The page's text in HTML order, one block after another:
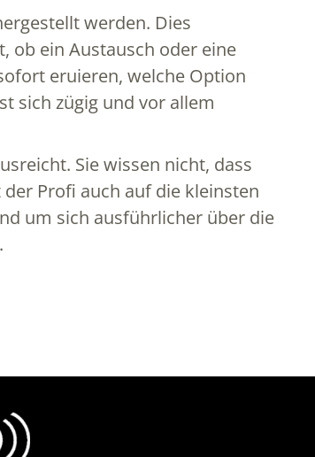
werden. Dies
ob ein Austausch oder eine
eruieren, welche Option
sich zügig und vor allem
Sie wissen nicht, dass
Profi auch auf die kleinsten
um sich ausführlicher über die